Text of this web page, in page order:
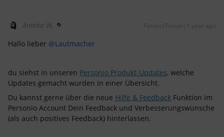
Annika W. Forum|Forum|1 year ago
Hallo lieber @Lautmacher
du siehst in unseren Personio Produkt-Updates, welche
Updates gemacht wurden in einer Übersicht.
Du kannst gerne über die neue Hilfe & Feedback Funktion im
Personio Account Dein Feedback und Verbesserungswünsche
(als auch positives Feedback) hinterlassen.